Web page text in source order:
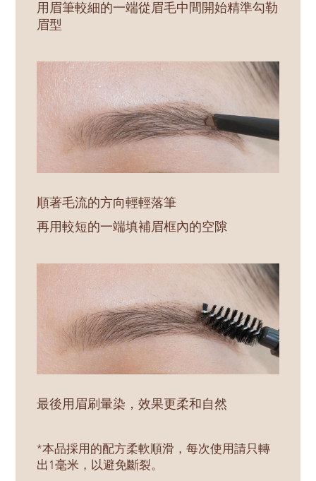
用眉筆較細的一端從眉毛中間開始精準勾勒
眉型
順著毛流的方向輕輕落筆
再用較短的一端填補眉框內的空隙
最後用眉刷暈染，效果更柔和自然
*本品採用的配方柔軟順滑，每次使用請只轉
出1毫米，以避免斷裂。